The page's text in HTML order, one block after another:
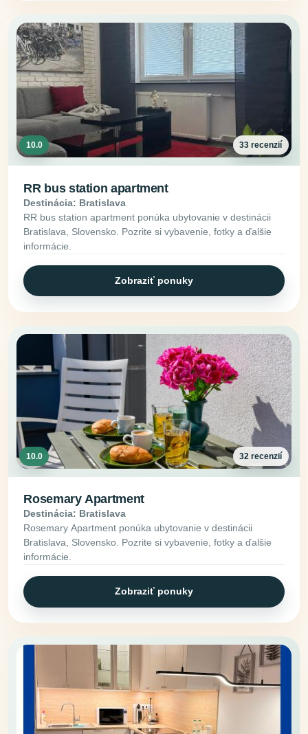
10.0 33 recenzií
RR bus station apartment
Destinácia: Bratislava
RR bus station apartment ponúka ubytovanie v destinácii
Bratislava, Slovensko. Pozrite si vybavenie, fotky a ďalšie
informácie.
Zobraziť ponuky
10.0 32 recenzií
Rosemary Apartment
Destinácia: Bratislava
Rosemary Apartment ponúka ubytovanie v destinácii
Bratislava, Slovensko. Pozrite si vybavenie, fotky a ďalšie
informácie.
Zobraziť ponuky